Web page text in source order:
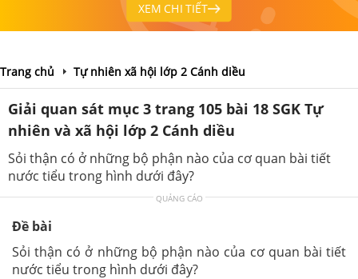
XEM CHI TIẾT
Trang chủ Tự nhiên xã hội lớp 2 Cánh diều
Giải quan sát mục 3 trang 105 bài 18 SGK Tự
nhiên và xã hội lớp 2 Cánh diều
Sỏi thận có ở những bộ phận nào của cơ quan bài tiết
nước tiểu trong hình dưới đây?
QUẢNG CÁO
Đề bài
Sỏi thận có ở những bộ phận nào của cơ quan bài tiết
nước tiểu trong hình dưới đây?